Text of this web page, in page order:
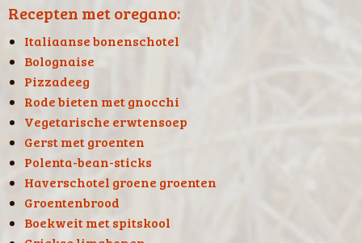
Recepten met oregano:
Italiaanse bonenschotel
Bolognaise
Pizzadeeg
Rode bieten met gnocchi
Vegetarische erwtensoep
Gerst met groenten
Polenta-bean-sticks
Haverschotel groene groenten
Groentenbrood
Boekweit met spitskool